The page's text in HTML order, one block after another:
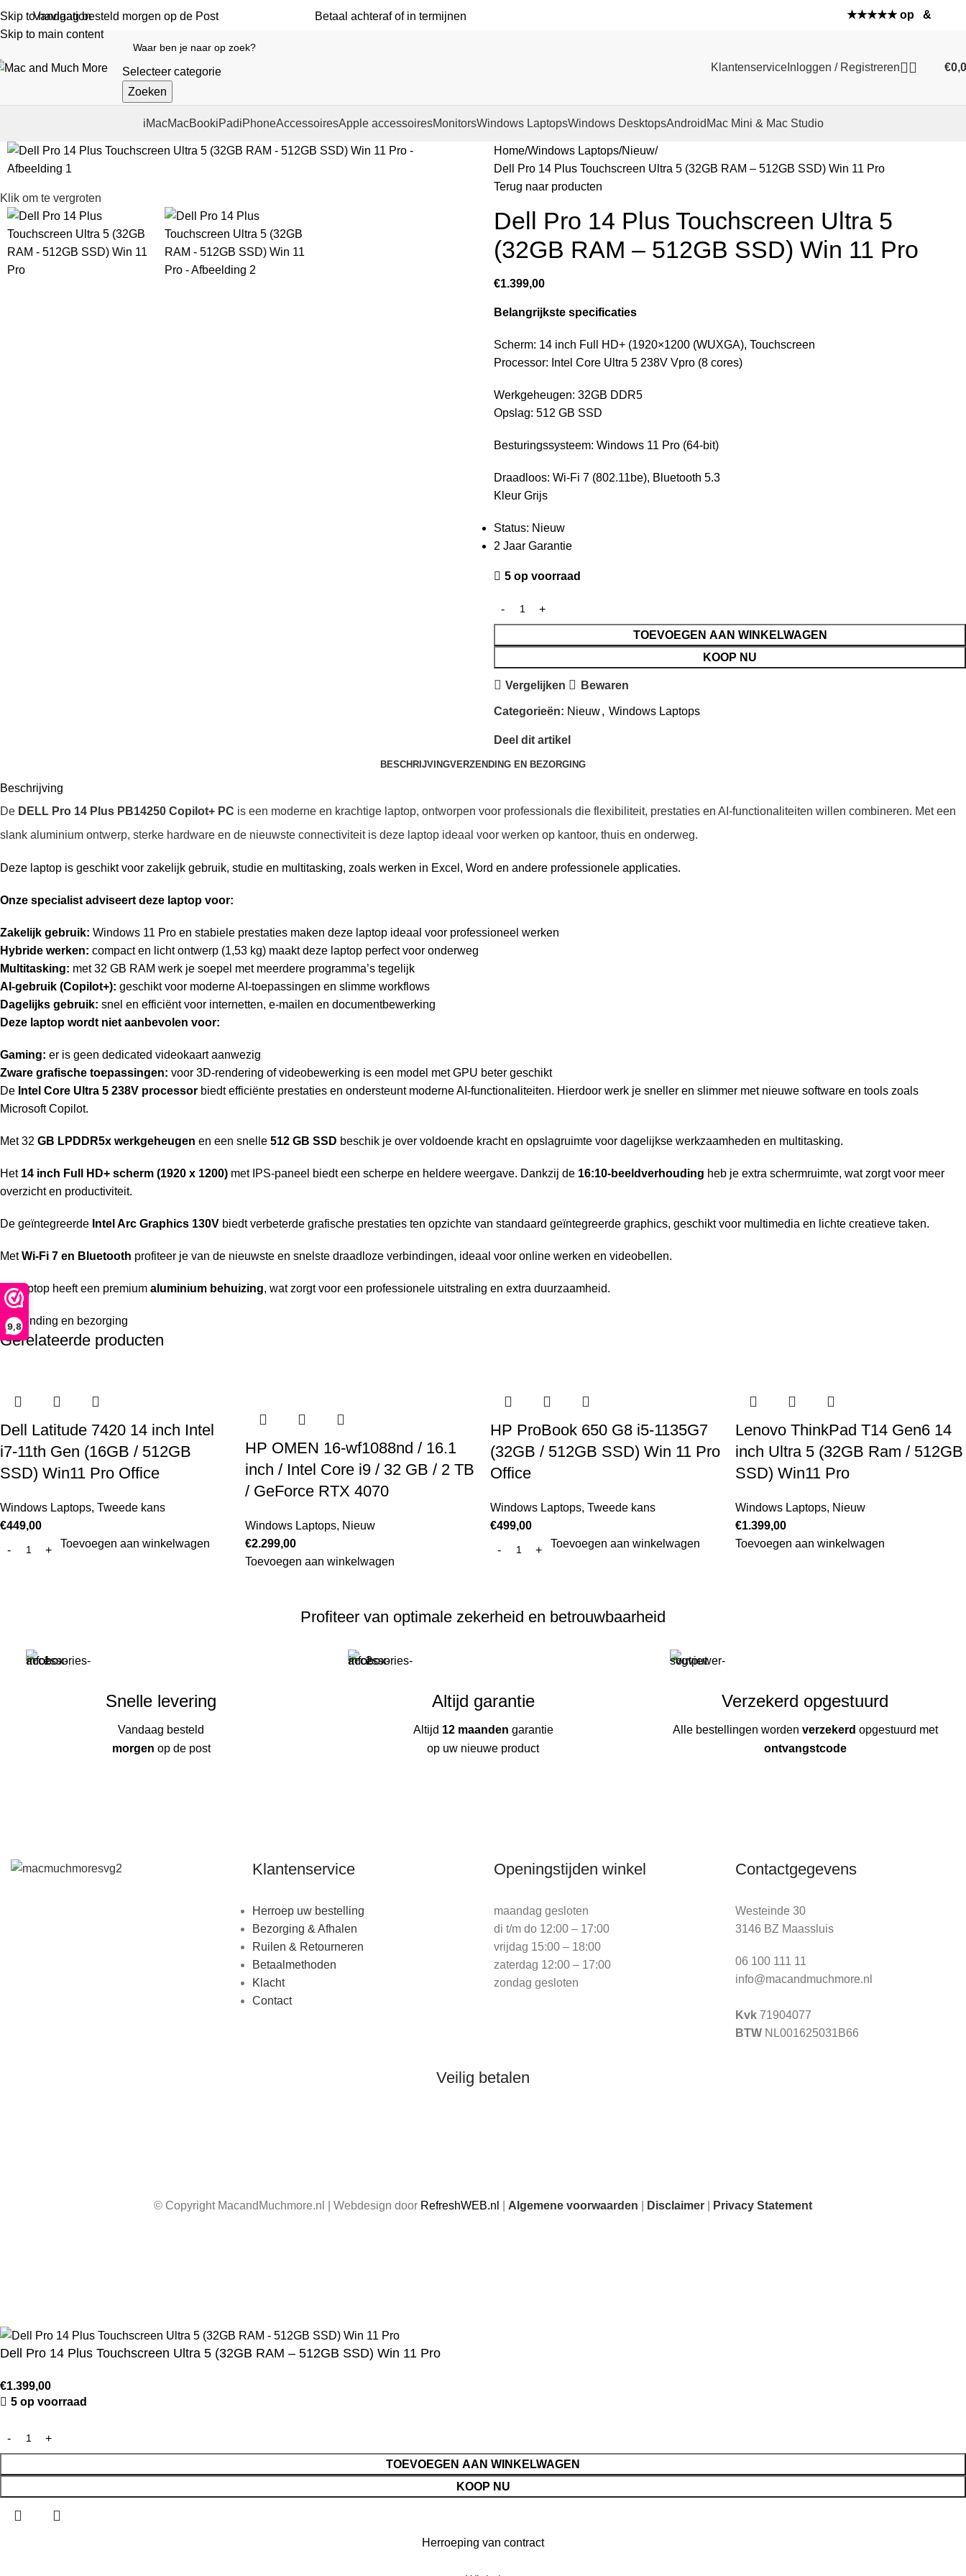
9,8
Skip to navigation
Skip to main content
Vandaag besteld morgen op de Post Betaal achteraf of in termijnen ★★★★★ op &
Selecteer categorie
Zoeken
Klantenservice Inloggen / Registreren €
iMacMacBookiPadiPhoneAccessoiresApple accessoiresMonitorsWindows LaptopsWindows DesktopsAndroid Mac Mini & Mac Studio
Klik om te vergroten
Home Windows Laptops Nieuw
Dell Pro 14 Plus Touchscreen Ultra 5 (32GB RAM – 512GB SSD) Win 11 Pro
Terug naar producten
Dell Pro 14 Plus Touchscreen Ultra 5
(32GB RAM – 512GB SSD) Win 11 Pro
€1.399,00
Belangrijkste specificaties
Scherm: 14 inch Full HD+ (1920×1200 (WUXGA), Touchscreen
Processor: Intel Core Ultra 5 238V Vpro (8 cores)
Werkgeheugen: 32GB DDR5
Opslag: 512 GB SSD
Besturingssysteem: Windows 11 Pro (64-bit)
Draadloos: Wi-Fi 7 (802.11be), Bluetooth 5.3
Kleur Grijs
Status: Nieuw
2 Jaar Garantie
5 op voorraad
TOEVOEGEN AAN WINKELWAGEN
KOOP NU
Vergelijken Bewaren
Categorieën: Nieuw, Windows Laptops
Deel dit artikel
BESCHRIJVINGVERZENDING EN BEZORGING
Beschrijving
De DELL Pro 14 Plus PB14250 Copilot+ PC is een moderne en krachtige laptop, ontworpen voor professionals die flexibiliteit, prestaties en AI-functionaliteiten willen combineren. Met een
slank aluminium ontwerp, sterke hardware en de nieuwste connectiviteit is deze laptop ideaal voor werken op kantoor, thuis en onderweg.
Deze laptop is geschikt voor zakelijk gebruik, studie en multitasking, zoals werken in Excel, Word en andere professionele applicaties.
Onze specialist adviseert deze laptop voor:
Zakelijk gebruik: Windows 11 Pro en stabiele prestaties maken deze laptop ideaal voor professioneel werken
Hybride werken: compact en licht ontwerp (1,53 kg) maakt deze laptop perfect voor onderweg
Multitasking: met 32 GB RAM werk je soepel met meerdere programma’s tegelijk
AI-gebruik (Copilot+): geschikt voor moderne AI-toepassingen en slimme workflows
Dagelijks gebruik: snel en efficiënt voor internetten, e-mailen en documentbewerking
Deze laptop wordt niet aanbevolen voor:
Gaming: er is geen dedicated videokaart aanwezig
Zware grafische toepassingen: voor 3D-rendering of videobewerking is een model met GPU beter geschikt
De Intel Core Ultra 5 238V processor biedt efficiënte prestaties en ondersteunt moderne AI-functionaliteiten. Hierdoor werk je sneller en slimmer met nieuwe software en tools zoals
Microsoft Copilot.
Met 32 GB LPDDR5x werkgeheugen en een snelle 512 GB SSD beschik je over voldoende kracht en opslagruimte voor dagelijkse werkzaamheden en multitasking.
Het 14 inch Full HD+ scherm (1920 x 1200) met IPS-paneel biedt een scherpe en heldere weergave. Dankzij de 16:10-beeldverhouding heb je extra schermruimte, wat zorgt voor meer
overzicht en productiviteit.
De geïntegreerde Intel Arc Graphics 130V biedt verbeterde grafische prestaties ten opzichte van standaard geïntegreerde graphics, geschikt voor multimedia en lichte creatieve taken.
MetWi-Fi 7 en Bluetooth profiteer je van de nieuwste en snelste draadloze verbindingen, ideaal voor online werken en videobellen.
De laptop heeft een premium aluminium behuizing, wat zorgt voor een professionele uitstraling en extra duurzaamheid.
Verzending en bezorging
Gerelateerde producten
Dell Latitude 7420 14 inch Intel
i7-11th Gen (16GB / 512GB
SSD) Win11 Pro Office
Windows Laptops, Tweede kans
€449,00
Toevoegen aan winkelwagen
HP OMEN 16-wf1088nd / 16.1
inch / Intel Core i9 / 32 GB / 2 TB
/ GeForce RTX 4070
Windows Laptops, Nieuw
€2.299,00
Toevoegen aan winkelwagen
HP ProBook 650 G8 i5-1135G7
(32GB / 512GB SSD) Win 11 Pro
Office
Windows Laptops, Tweede kans
€499,00
Toevoegen aan winkelwagen
Lenovo ThinkPad T14 Gen6 14
inch Ultra 5 (32GB Ram / 512GB
SSD) Win11 Pro
Windows Laptops, Nieuw
€1.399,00
Toevoegen aan winkelwagen
Profiteer van optimale zekerheid en betrouwbaarheid
Snelle levering
Vandaag besteld
morgen op de post
Altijd garantie
Altijd 12 maanden garantie
op uw nieuwe product
Verzekerd opgestuurd
Alle bestellingen worden verzekerd opgestuurd met
ontvangstcode
Klantenservice
Herroep uw bestelling
Bezorging & Afhalen
Ruilen & Retourneren
Betaalmethoden
Klacht
Contact
Openingstijden winkel
maandag gesloten
di t/m do 12:00 – 17:00
vrijdag 15:00 – 18:00
zaterdag 12:00 – 17:00
zondag gesloten
Contactgegevens
Westeinde 30
3146 BZ Maassluis
06 100 111 11
info@macandmuchmore.nl
Kvk71904077
BTWNL001625031B66
Veilig betalen
© Copyright MacandMuchmore.nl | Webdesign door RefreshWEB.nl Algemene voorwaarden Disclaimer| Privacy Statement
Dell Pro 14 Plus Touchscreen Ultra 5 (32GB RAM – 512GB SSD) Win 11 Pro
€1.399,00
5 op voorraad
TOEVOEGEN AAN WINKELWAGEN
KOOP NU
Herroeping van contract